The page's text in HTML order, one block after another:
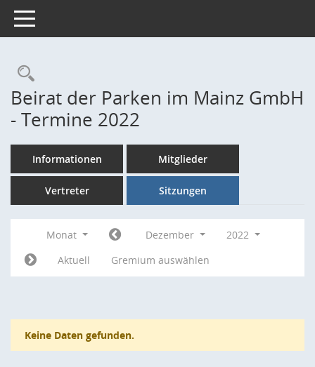
Toggle navigation
Rechercheauswahl
Beirat der Parken im Mainz GmbH
- Termine 2022
Informationen Mitglieder
Vertreter Sitzungen
Monat Dezember
2022
Aktuell
Gremium auswählen
Keine Daten gefunden.